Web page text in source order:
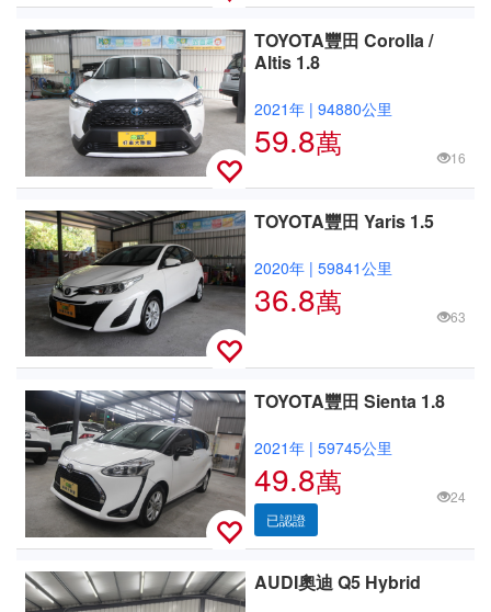
TOYOTA豐田 Corolla /
Altis 1.8
2021年 |94880公里
59.8萬 16
TOYOTA豐田 Yaris 1.5
2020年 |59841公里
36.8萬 63
TOYOTA豐田 Sienta 1.8
2021年 |59745公里
49.8萬
24
已認證
AUDI奧迪 Q5 Hybrid